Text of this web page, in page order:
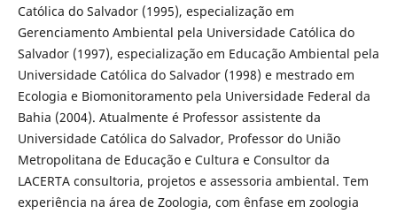
Católica do Salvador (1995), especialização em
Gerenciamento Ambiental pela Universidade Católica do
Salvador (1997), especialização em Educação Ambiental pela
Universidade Católica do Salvador (1998) e mestrado em
Ecologia e Biomonitoramento pela Universidade Federal da
Bahia (2004). Atualmente é Professor assistente da
Universidade Católica do Salvador, Professor do União
Metropolitana de Educação e Cultura e Consultor da
LACERTA consultoria, projetos e assessoria ambiental. Tem
experiência na área de Zoologia, com ênfase em zoologia